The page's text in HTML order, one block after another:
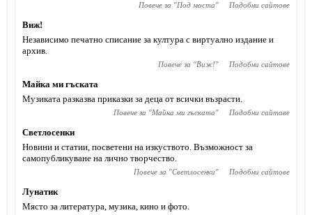
Повече за "Под моста" Подобни сайтове
Виж!
Независимо печатно списание за култура с виртуално издание и
архив.
Повече за "Виж!" Подобни сайтове
Майка ми гъската
Музиката разказва приказки за деца от всички възрасти.
Повече за "Майка ми гъската" Подобни сайтове
Светлосенки
Новини и статии, посветени на изкуството. Възможност за
самопубликуване на лично творчество.
Повече за "Светлосенки" Подобни сайтове
Лунатик
Място за литература, музика, кино и фото.